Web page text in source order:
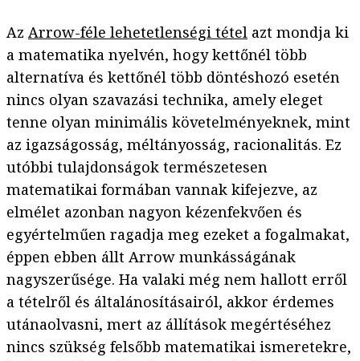
Az Arrow-féle lehetetlenségi tétel azt mondja ki
a matematika nyelvén, hogy kettőnél több
alternatíva és kettőnél több döntéshozó esetén
nincs olyan szavazási technika, amely eleget
tenne olyan minimális követelményeknek, mint
az igazságosság, méltányosság, racionalitás. Ez
utóbbi tulajdonságok természetesen
matematikai formában vannak kifejezve, az
elmélet azonban nagyon kézenfekvően és
egyértelműen ragadja meg ezeket a fogalmakat,
éppen ebben állt Arrow munkásságának
nagyszerűsége. Ha valaki még nem hallott erről
a tételről és általánosításairól, akkor érdemes
utánaolvasni, mert az állítások megértéséhez
nincs szükség felsőbb matematikai ismeretekre,